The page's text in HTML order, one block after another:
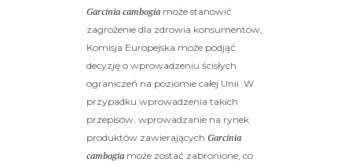
Garcinia cambogia może stanowić
zagrożenie dla zdrowia konsumentów,
Komisja Europejska może podjąć
decyzję o wprowadzeniu ścisłych
ograniczeń na poziomie całej Unii. W
przypadku wprowadzenia takich
przepisów, wprowadzanie na rynek
produktów zawierających Garcinia
cambogia może zostać zabronione, co